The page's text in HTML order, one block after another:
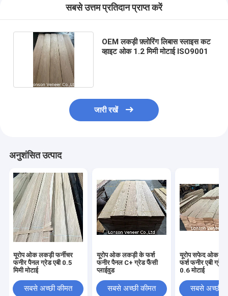
सबसे उत्तम प्रतिदान प्राप्त करें
OEM लकड़ी फ़्लोरिंग लिबास स्लाइस कट
व्हाइट ओक 1.2 मिमी मोटाई ISO9001
जारी रखें
अनुशंसित उत्पाद
यूरोप ओक लकड़ी फर्नीचर
फनीर पैनल ग्रेड एबी 0.5
मिमी मोटाई
सबसे अच्छी कीमत
यूरोप ओक लकड़ी के फर्श
फनीर पैनल C+ ग्रेड फैंसी
प्लाईवुड
सबसे अच्छी कीमत
यूरोप सफेद ओक
फर्श फनीर एबी ग्रेड
0.6 मोटाई
सबसे अच्छी